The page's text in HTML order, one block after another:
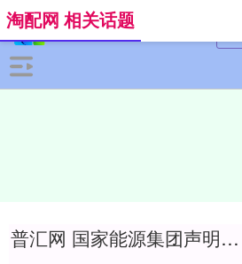
淘配网 相关话题
普汇网 国家能源集团声明：从未向社会公众开展任何形式的“投资理财”或“股权认购”等活动